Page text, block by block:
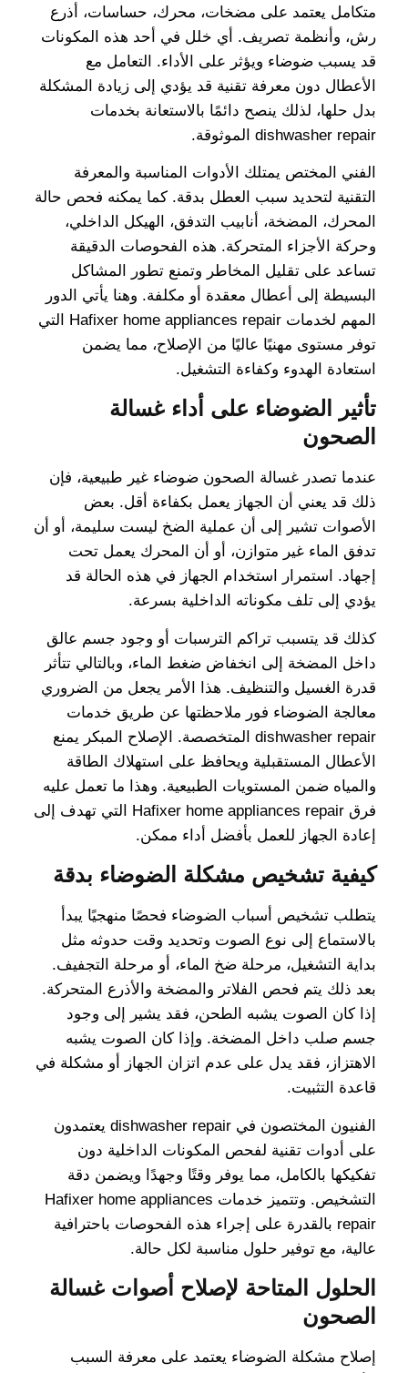
متكامل يعتمد على مضخات، محرك، حساسات، أذرع
رش، وأنظمة تصريف. أي خلل في أحد هذه المكونات
قد يسبب ضوضاء ويؤثر على الأداء. التعامل مع
الأعطال دون معرفة تقنية قد يؤدي إلى زيادة المشكلة
بدل حلها، لذلك ينصح دائمًا بالاستعانة بخدمات
dishwasher repair الموثوقة.
الفني المختص يمتلك الأدوات المناسبة والمعرفة
التقنية لتحديد سبب العطل بدقة. كما يمكنه فحص حالة
المحرك، المضخة، أنابيب التدفق، الهيكل الداخلي،
وحركة الأجزاء المتحركة. هذه الفحوصات الدقيقة
تساعد على تقليل المخاطر وتمنع تطور المشاكل
البسيطة إلى أعطال معقدة أو مكلفة. وهنا يأتي الدور
المهم لخدمات Hafixer home appliances repair التي
توفر مستوى مهنيًا عاليًا من الإصلاح، مما يضمن
استعادة الهدوء وكفاءة التشغيل.
تأثير الضوضاء على أداء غسالة
الصحون
عندما تصدر غسالة الصحون ضوضاء غير طبيعية، فإن
ذلك قد يعني أن الجهاز يعمل بكفاءة أقل. بعض
الأصوات تشير إلى أن عملية الضخ ليست سليمة، أو أن
تدفق الماء غير متوازن، أو أن المحرك يعمل تحت
إجهاد. استمرار استخدام الجهاز في هذه الحالة قد
يؤدي إلى تلف مكوناته الداخلية بسرعة.
كذلك قد يتسبب تراكم الترسبات أو وجود جسم عالق
داخل المضخة إلى انخفاض ضغط الماء، وبالتالي تتأثر
قدرة الغسيل والتنظيف. هذا الأمر يجعل من الضروري
معالجة الضوضاء فور ملاحظتها عن طريق خدمات
dishwasher repair المتخصصة. الإصلاح المبكر يمنع
الأعطال المستقبلية ويحافظ على استهلاك الطاقة
والمياه ضمن المستويات الطبيعية. وهذا ما تعمل عليه
فرق Hafixer home appliances repair التي تهدف إلى
إعادة الجهاز للعمل بأفضل أداء ممكن.
كيفية تشخيص مشكلة الضوضاء بدقة
يتطلب تشخيص أسباب الضوضاء فحصًا منهجيًا يبدأ
بالاستماع إلى نوع الصوت وتحديد وقت حدوثه مثل
بداية التشغيل، مرحلة ضخ الماء، أو مرحلة التجفيف.
بعد ذلك يتم فحص الفلاتر والمضخة والأذرع المتحركة.
إذا كان الصوت يشبه الطحن، فقد يشير إلى وجود
جسم صلب داخل المضخة. وإذا كان الصوت يشبه
الاهتزاز، فقد يدل على عدم اتزان الجهاز أو مشكلة في
قاعدة التثبيت.
الفنيون المختصون في dishwasher repair يعتمدون
على أدوات تقنية لفحص المكونات الداخلية دون
تفكيكها بالكامل، مما يوفر وقتًا وجهدًا ويضمن دقة
التشخيص. وتتميز خدمات Hafixer home appliances
repair بالقدرة على إجراء هذه الفحوصات باحترافية
عالية، مع توفير حلول مناسبة لكل حالة.
الحلول المتاحة لإصلاح أصوات غسالة
الصحون
إصلاح مشكلة الضوضاء يعتمد على معرفة السبب